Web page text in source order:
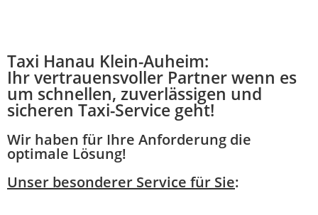
Taxi Hanau Klein-Auheim:
Ihr vertrauensvoller Partner wenn es
um schnellen, zuverlässigen und
sicheren Taxi-Service geht!
Wir haben für Ihre Anforderung die
optimale Lösung!
Unser besonderer Service für Sie: